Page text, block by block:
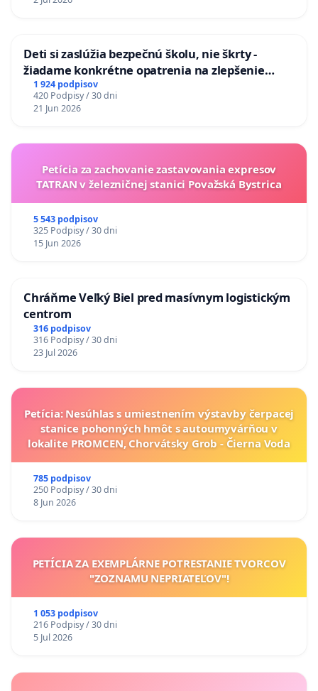
Deti si zaslúžia bezpečnú školu, nie škrty -
žiadame konkrétne opatrenia na zlepšenie
situácie v školstve
1 924 podpisov
420 Podpisy / 30 dni
21 Jun 2026
Petícia za zachovanie zastavovania expresov
TATRAN v železničnej stanici Považská Bystrica
5 543 podpisov
325 Podpisy / 30 dni
15 Jun 2026
Chráňme Veľký Biel pred masívnym logistickým
centrom
316 podpisov
316 Podpisy / 30 dni
23 Jul 2026
Petícia: Nesúhlas s umiestnením výstavby čerpacej
stanice pohonných hmôt s autoumyvárňou v
lokalite PROMCEN, Chorvátsky Grob - Čierna Voda
785 podpisov
250 Podpisy / 30 dni
8 Jun 2026
PETÍCIA ZA EXEMPLÁRNE POTRESTANIE TVORCOV
"ZOZNAMU NEPRIATEĽOV"!
1 053 podpisov
216 Podpisy / 30 dni
5 Jul 2026